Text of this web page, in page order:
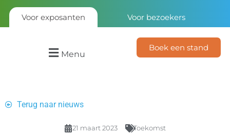
Voor exposanten Voor bezoekers
Menu
Boek een stand
Terug naar nieuws
21 maart 2023 Toekomst